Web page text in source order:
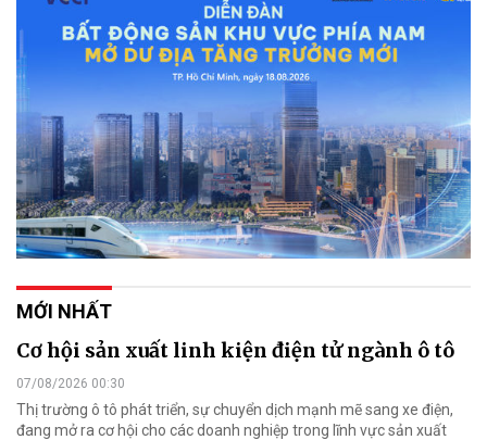
MỚI NHẤT
Cơ hội sản xuất linh kiện điện tử ngành ô tô
07/08/2026 00:30
Thị trường ô tô phát triển, sự chuyển dịch mạnh mẽ sang xe điện,
đang mở ra cơ hội cho các doanh nghiệp trong lĩnh vực sản xuất